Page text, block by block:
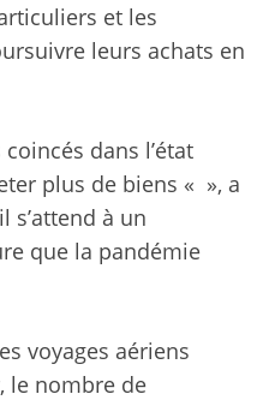
et les
leurs achats en
dans l’état
plus de biens « », a
s’attend à un
que la pandémie
voyages aériens
le nombre de